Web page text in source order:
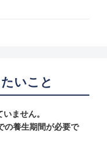
いこと
ません。
の養生期間が必要で